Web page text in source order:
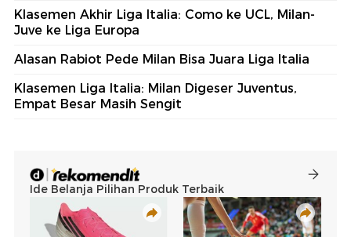
Klasemen Akhir Liga Italia: Como ke UCL, Milan-
Juve ke Liga Europa
Alasan Rabiot Pede Milan Bisa Juara Liga Italia
Klasemen Liga Italia: Milan Digeser Juventus,
Empat Besar Masih Sengit